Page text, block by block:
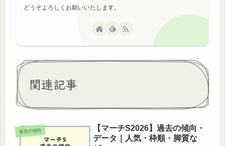
どうぞよろしくお願いいたします。
関連記事
過去の傾向
【マーチS2026】過去の傾向・
データ｜人気・枠順・脚質な